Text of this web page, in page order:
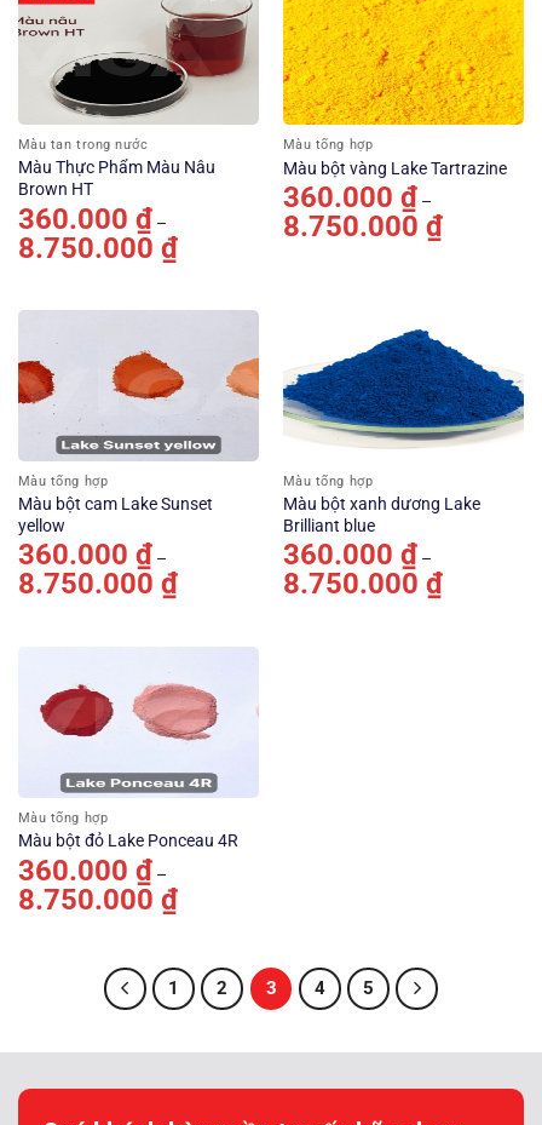
Màu tan trong nước
Màu Thực Phẩm Màu Nâu
Brown HT
360.000 ₫ –
8.750.000 ₫Khoảng
giá:
đến
Màu tổng hợp
Màu bột vàng Lake Tartrazine
360.000 ₫ –
8.750.000 ₫Khoảng
giá:
Màu tổng hợp
Màu bột cam Lake Sunset
yellow
360.000 ₫ –
8.750.000 ₫Khoảng
giá:
đến
Màu tổng hợp
Màu bột xanh dương Lake
Brilliant blue
360.000 ₫ –
8.750.000 ₫Khoảng
giá:
Màu tổng hợp
Màu bột đỏ Lake Ponceau 4R
360.000 ₫ –
8.750.000 ₫Khoảng
giá:
8.750.000 ₫
1 2 3 4 5